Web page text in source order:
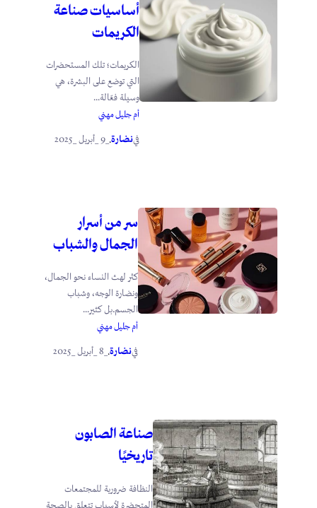
أساسيات صناعة
الكريمات
الكريمات؛ تلك المستحضرات
التي توضع على البشرة، هي
وسيلة فعّالة...
أم جليل مهني
فينضارة. _9 _أبريل _2025
سر من أسرار
الجمال والشباب
كثر لهث النساء نحو الجمال،
ونضارة الوجه، وشباب
الجسم.بل كثير...
أم جليل مهني
فينضارة.
صناعة الصابون
تاريخيًا
النظافة ضرورية للمجتمعات
المتحضرة لأسباب تتعلق بالصحة